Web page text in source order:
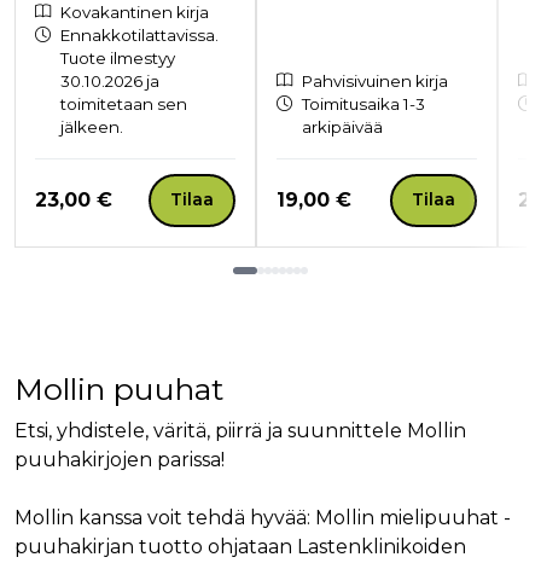
Kovakantinen kirja
Ennakkotilattavissa.
Tuote ilmestyy
30.10.2026 ja
toimitetaan sen
jälkeen.
Hinta nyt
23,00 € Tilaa
Pahvisivuinen kirja
Toimitusaika 1-3
arkipäivää
Hinta nyt
19,00 € Tilaa
Mollin puuhat
Etsi, yhdistele, väritä, piirrä ja suunnittele Mollin
puuhakirjojen parissa!
Mollin kanssa voit tehdä hyvää: Mollin mielipuuhat -
puuhakirjan tuotto ohjataan Lastenklinikoiden